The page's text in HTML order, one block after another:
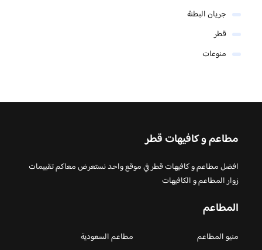
جريان البطنة
قطر
منوعات
مطاعم و كافيهات قطر
افضل مطاعم و كافيهات قطر في موقع واحد نستعرض معاكم تقييمات
زوار المطاعم و الكافيهات
المطاعم
منيو المطاعم
مطاعم السعودية